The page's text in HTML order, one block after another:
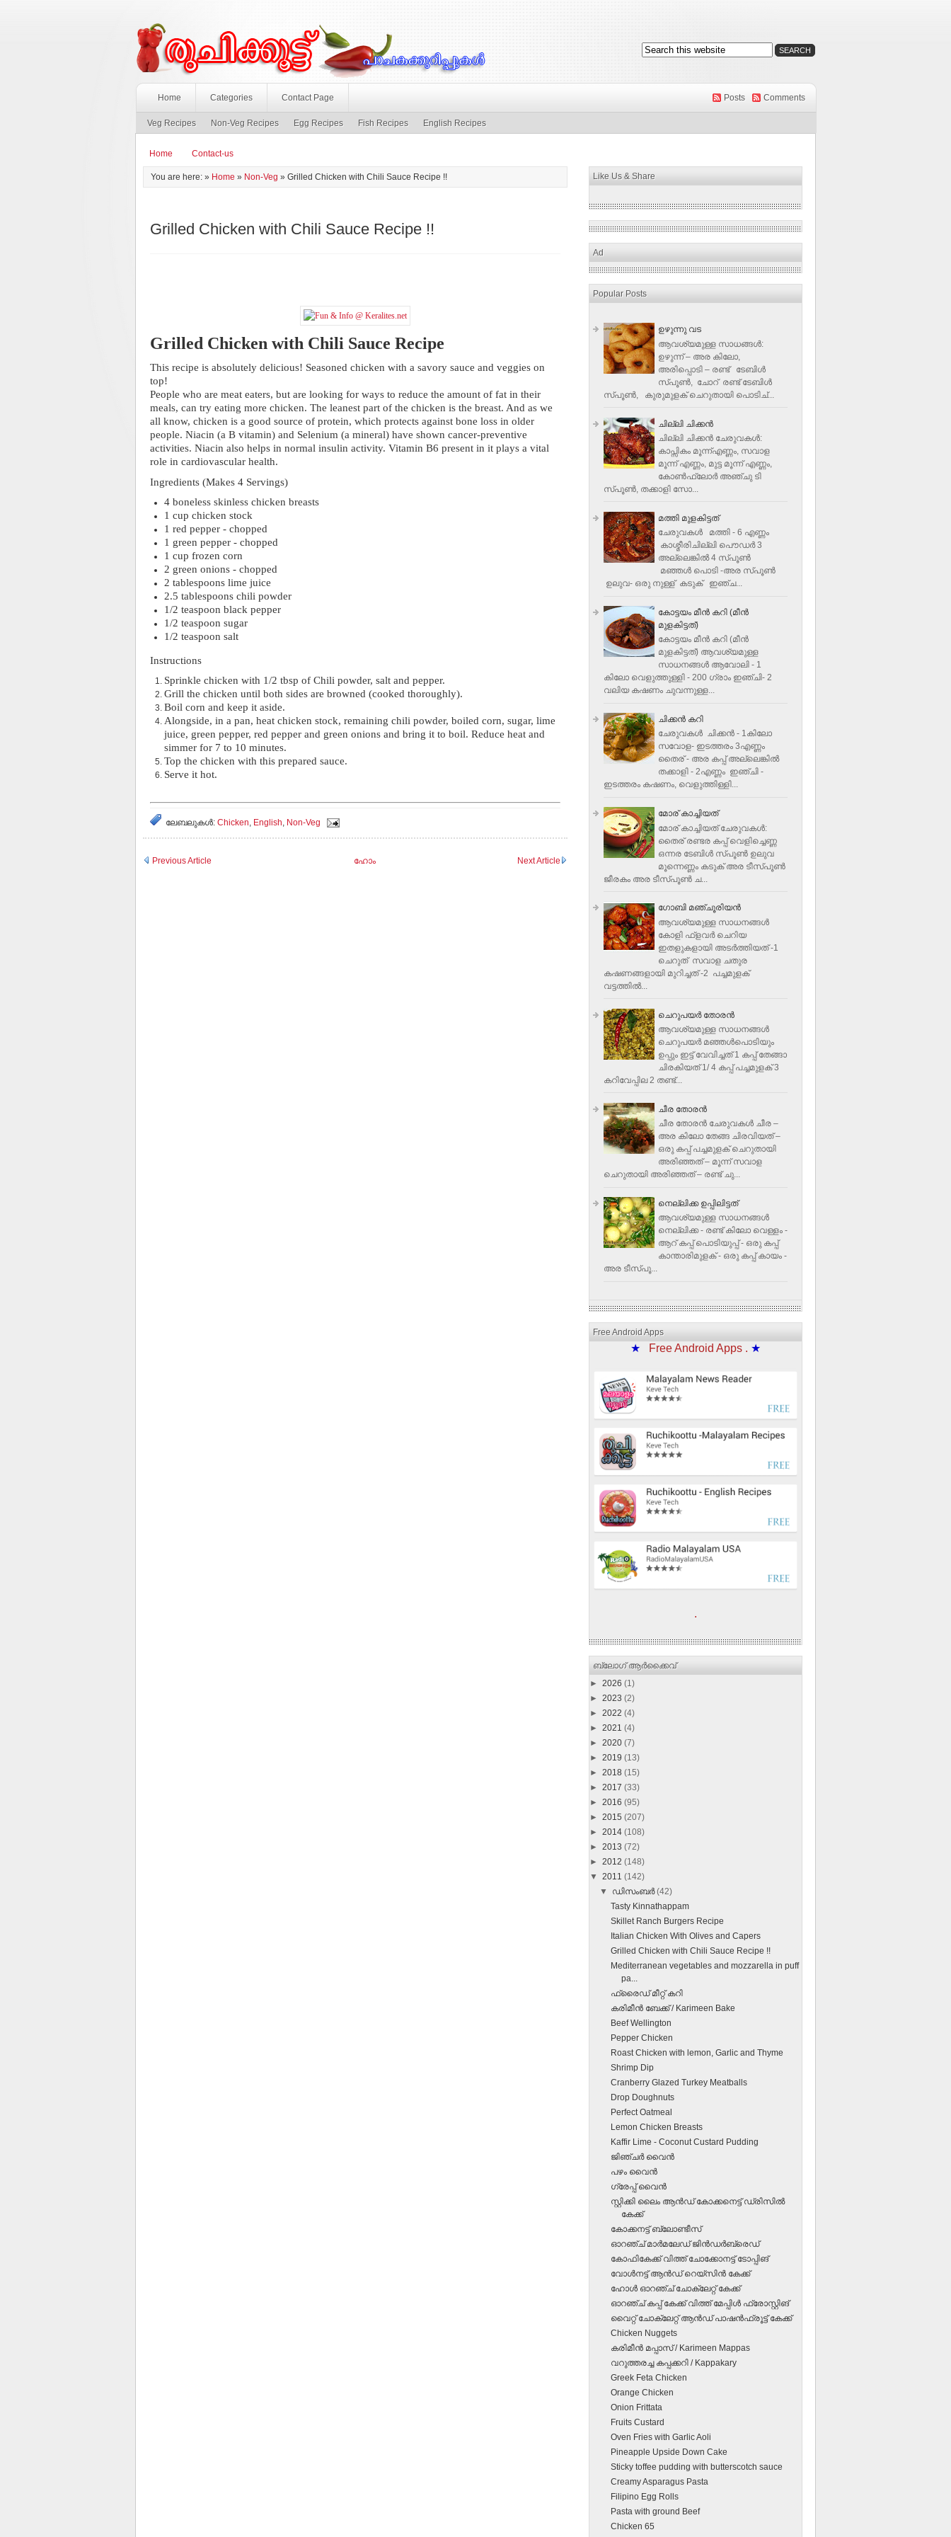
Home Categories Contact Page Posts Comments
Veg Recipes Non-Veg Recipes Egg Recipes Fish Recipes English Recipes
Home Contact-us
You are here: » Home » Non-Veg » Grilled Chicken with Chili Sauce Recipe !!
Grilled Chicken with Chili Sauce Recipe !!
Grilled Chicken with Chili Sauce Recipe
This recipe is absolutely delicious! Seasoned chicken with a savory sauce and veggies on
top!
People who are meat eaters, but are looking for ways to reduce the amount of fat in their
meals, can try eating more chicken. The leanest part of the chicken is the breast. And as we
all know, chicken is a good source of protein, which protects against bone loss in older
people. Niacin (a B vitamin) and Selenium (a mineral) have shown cancer-preventive
activities. Niacin also helps in normal insulin activity. Vitamin B6 present in it plays a vital
role in cardiovascular health.
Ingredients (Makes 4 Servings)
4 boneless skinless chicken breasts
1 cup chicken stock
1 red pepper - chopped
1 green pepper - chopped
1 cup frozen corn
2 green onions - chopped
2 tablespoons lime juice
2.5 tablespoons chili powder
1/2 teaspoon black pepper
1/2 teaspoon sugar
1/2 teaspoon salt
Instructions
Sprinkle chicken with 1/2 tbsp of Chili powder, salt and pepper.
Grill the chicken until both sides are browned (cooked thoroughly).
Boil corn and keep it aside.
Alongside, in a pan, heat chicken stock, remaining chili powder, boiled corn, sugar, lime
juice, green pepper, red pepper and green onions and bring it to boil. Reduce heat and
simmer for 7 to 10 minutes.
Top the chicken with this prepared sauce.
Serve it hot.
ലേബലുകള്‍: Chicken, English, Non-Veg
Previous Article Next Article
ഹോം
Like Us & Share
Ad
Popular Posts
ഉഴുന്നു വട
ആവശ്യമുള്ള സാധങ്ങൾ:
ഉഴുന്ന് – അര കിലോ,
അരിപ്പൊടി – രണ്ട് ടേബിൾ
സ്പൂൺ, ചോറ് രണ്ട് ടേബിള്‍
സ്പൂണ്‍, കുരുമുളക് ചെറുതായി പൊടിച്...
ചില്ലി ചിക്കൻ
ചില്ലി ചിക്കൻ ചേരുവകള്‍:
കാപ്സികം മൂന്ന്എണ്ണം, സവാള
മൂന്ന് എണ്ണം, മുട്ട മൂന്ന് എണ്ണം,
കോണ്‍ഫ്ലോര്‍ അഞ്ചു ടി
സ്പൂണ്‍, തക്കാളി സോ...
മത്തി മുളകിട്ടത്
ചേരുവകൾ മത്തി - 6 എണ്ണം
കാശ്മീരിചില്ലി പൌഡർ 3
അല്ലെങ്കിൽ 4 സ്പൂണ്‍
മഞ്ഞൾ പൊടി -അര സ്പൂണ്‍
ഉലുവ- ഒരു നുള്ള് കടുക് ഇഞ്ച...
കോട്ടയം മീന്‍ കറി (മീന്‍
മുളകിട്ടത്‌)
കോട്ടയം മീന്‍ കറി (മീന്‍
മുളകിട്ടത്‌) ആവശ്യമുള്ള
സാധനങ്ങള്‍ ആവോലി - 1
കിലോ വെളുത്തുള്ളി - 200 ഗ്രാം ഇഞ്ചി- 2
വലിയ കഷണം ചുവന്നുള്ള...
ചിക്കന്‍ കറി
ചേരുവകൾ ചിക്കന്‍ - 1കിലോ
സവോള- ഇടത്തരം 3എണ്ണം
തൈര് - അര കപ്പ്‌ അല്ലെങ്കില്‍
തക്കാളി - 2എണ്ണം ഇഞ്ചി -
ഇടത്തരം കഷണം, വെളുത്തിള്ളി...
മോര് കാച്ചിയത്
മോര് കാച്ചിയത് ചേരുവകള്‍‌:
തൈര് രണ്ടര കപ്പ് വെളിച്ചെണ്ണ
ഒന്നര ടേബിള്‍ സ്പൂണ്‍ ഉലുവ
മൂന്നെണ്ണം കടുക് അര ടീസ്പൂണ്‍
ജീരകം അര ടീസ്പൂണ്‍ ച...
ഗോബി മഞ്ചൂരിയന്‍
ആവശ്യമുള്ള സാധനങ്ങൾ
കോളി ഫ്ളവര്‍ ചെറിയ
ഇതളുകളായി അടര്‍ത്തിയത് -1
ചെറുത് സവാള ചതുര
കഷണങ്ങളായി മുറിച്ചത് -2 പച്ചമുളക്
വട്ടത്തില്‍...
ചെറുപയർ തോരൻ
ആവശ്യമുള്ള സാധനങ്ങൾ
ചെറുപയർ മഞ്ഞൾപൊടിയും
ഉപ്പും ഇട്ട് വേവിച്ചത് 1 കപ്പ് തേങ്ങാ
ചിരകിയത് 1/ 4 കപ്പ് പച്ചമുളക് 3
കറിവേപ്പില 2 തണ്ട്...
ചീര തോരന്‍
ചീര തോരന്‍ ചേരുവകള്‍ ചീര –
അര കിലോ തേങ്ങ ചിരവിയത് –
ഒരു കപ്പ് പച്ചമുളക് ചെറുതായി
അരിഞ്ഞത് – മൂന്ന് സവാള
ചെറുതായി അരിഞ്ഞത് – രണ്ട് ചു...
നെല്ലിക്ക ഉപ്പിലിട്ടത്
ആവശ്യമുള്ള സാധനങ്ങള്‍
നെല്ലിക്ക - രണ്ട് കിലോ വെള്ളം -
ആറ് കപ്പ് പൊടിയുപ്പ് - ഒരു കപ്പ്
കാന്താരിമുളക് - ഒരു കപ്പ് കായം -
അര ടീസ്പൂ...
Free Android Apps
★ Free Android Apps . ★
.
ബ്ലോഗ് ആര്‍ക്കൈവ്
► 2026 (1)
► 2023 (2)
► 2022 (4)
► 2021 (4)
► 2020 (7)
► 2019 (13)
► 2018 (15)
► 2017 (33)
► 2016 (95)
► 2015 (207)
► 2014 (108)
► 2013 (72)
► 2012 (148)
▼ 2011 (142)
▼ ഡിസംബർ(42)
Tasty Kinnathappam
Skillet Ranch Burgers Recipe
Italian Chicken With Olives and Capers
Grilled Chicken with Chili Sauce Recipe !!
Mediterranean vegetables and mozzarella in puff
pa...
ഫ്രൈഡ് മീറ്റ് കറി
കരിമീന്‍ ബേക്ക് / Karimeen Bake
Beef Wellington
Pepper Chicken
Roast Chicken with lemon, Garlic and Thyme
Shrimp Dip
Cranberry Glazed Turkey Meatballs
Drop Doughnuts
Perfect Oatmeal
Lemon Chicken Breasts
Kaffir Lime - Coconut Custard Pudding
ജിഞ്ചര്‍ വൈന്‍
പഴം വൈന്‍
ഗ്രേപ്പ് വൈന്‍
സ്റ്റിക്കി ലൈം ആന്‍ഡ് കോക്കനെട്ട് ഡ്രിസില്‍
കേക്ക്
കോക്കനട്ട് ബ്ലോണ്ടീസ്
ഓറഞ്ച് മാര്‍മലേഡ് ജിന്‍ഡര്‍ബ്രെഡ്
കോഫികേക്ക് വിത്ത് ചോക്കോനട്ട് ടോപ്പിങ്
വോള്‍നട്ട് ആന്‍ഡ് റെയ്‌സിന്‍ കേക്ക്
ഹോള്‍ ഓറഞ്ച് ചോക്‌ലേറ്റ് കേക്ക്
ഓറഞ്ച് കപ്പ് കേക്ക് വിത്ത് മേപ്പിള്‍ ഫ്രോസ്റ്റിങ്
വൈറ്റ് ചോക്‌ലേറ്റ് ആന്‍ഡ് പാഷന്‍ഫ്രൂട്ട് കേക്ക്
Chicken Nuggets
കരിമീന്‍ മപ്പാസ്‌ / Karimeen Mappas
വറുത്തരച്ച കപ്പക്കറി / Kappakary
Greek Feta Chicken
Orange Chicken
Onion Frittata
Fruits Custard
Oven Fries with Garlic Aoli
Pineapple Upside Down Cake
Sticky toffee pudding with butterscotch sauce
Creamy Asparagus Pasta
Filipino Egg Rolls
Pasta with ground Beef
Chicken 65